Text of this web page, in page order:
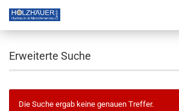
Erweiterte Suche
Die Suche ergab keine genauen Treffer.